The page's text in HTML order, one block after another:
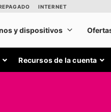
Recursos de la cuenta